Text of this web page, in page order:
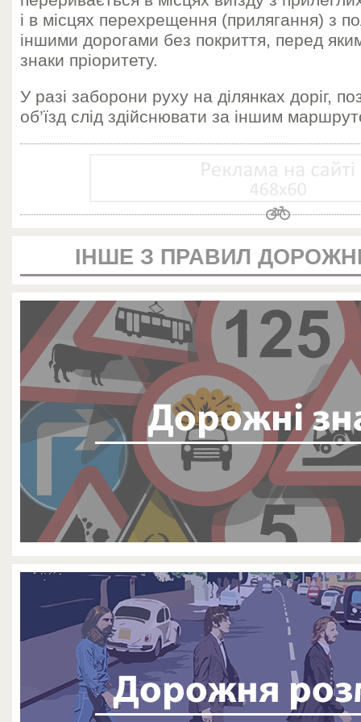
і в місцях перехрещення (прилягання) з
іншими дорогами без покриття, перед
знаки пріоритету.
У разі заборони руху на ділянках доріг,
об’їзд слід здійснювати за іншим
ІНШЕ З ПРАВИЛ